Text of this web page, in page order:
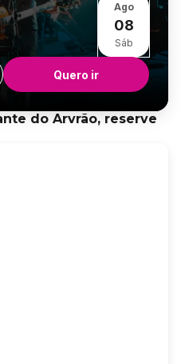
Ago
08
Sáb
Quero ir
do Arvrão, reserve